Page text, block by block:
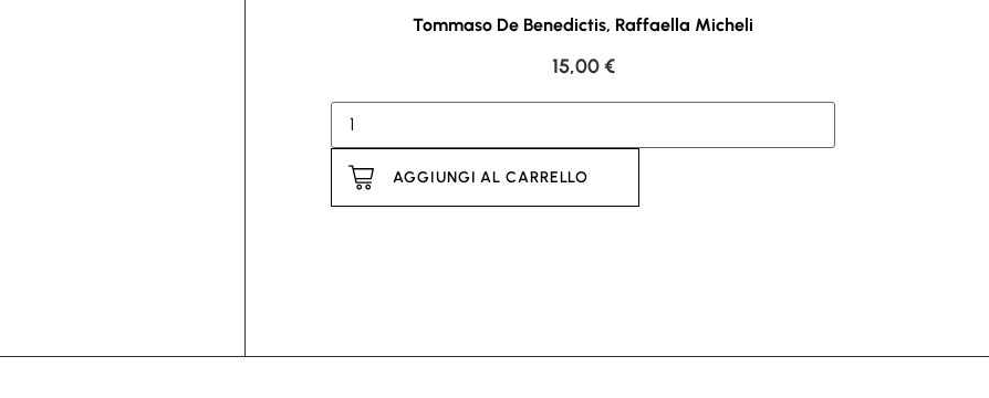
Tommaso De Benedictis, Raffaella Micheli
15,00€
AGGIUNGI AL CARRELLO